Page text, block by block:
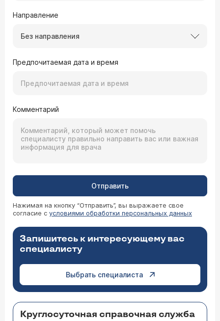
Направление
Без направления
Предпочитаемая дата и время
Комментарий
Отправить
Нажимая на кнопку “Отправить”, вы выражаете свое
согласие с условиями обработки персональных данных
Запишитесь к интересующему вас
специалисту
Выбрать специалиста
Круглосуточная справочная служба